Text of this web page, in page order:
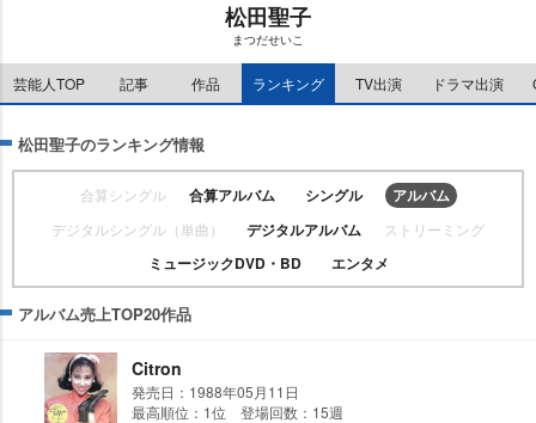
t
e
松田聖子
まつだせいこ
芸能人TOP 記事 作品 ランキング TV出演 ドラマ出演
松田聖子のランキング情報
合算シングル 合算アルバム シングル アルバム
デジタルシングル（単曲） デジタルアルバム ストリーミング
ミュージックDVD・BD エンタメ
アルバム売上TOP20作品
Citron
発売日：1988年05月11日
最高順位：1位 登場回数：15週